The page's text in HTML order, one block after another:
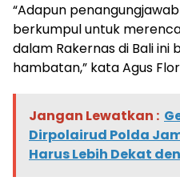
“Adapun
berkumpul untuk
dalam Rakernas di Bali
hambatan,” kata Agus
Jangan Lewatkan :
Dirpolairud Polda
Harus Lebih Dekat